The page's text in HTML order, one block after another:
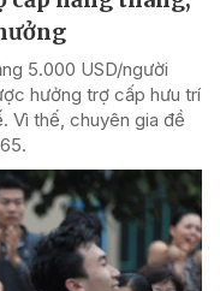
5.000 USD/người
hưởng trợ cấp hưu trí
Vì thế, chuyên gia đề